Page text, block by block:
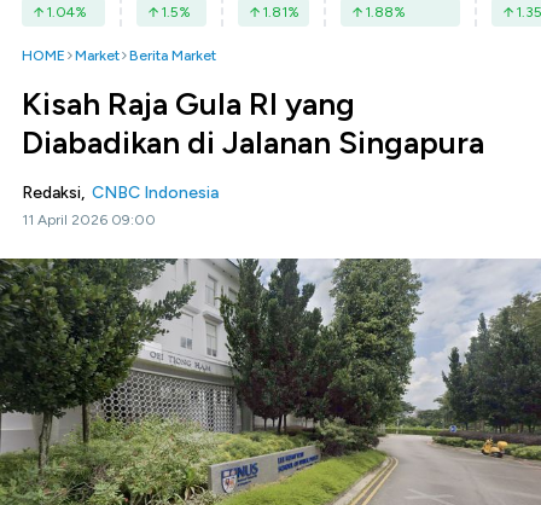
1.04% 1.5% 1.81% 1.88% 1.35
HOME Market Berita Market
Kisah Raja Gula RI yang
Diabadikan di Jalanan Singapura
Redaksi, CNBC Indonesia
11 April 2026 09:00